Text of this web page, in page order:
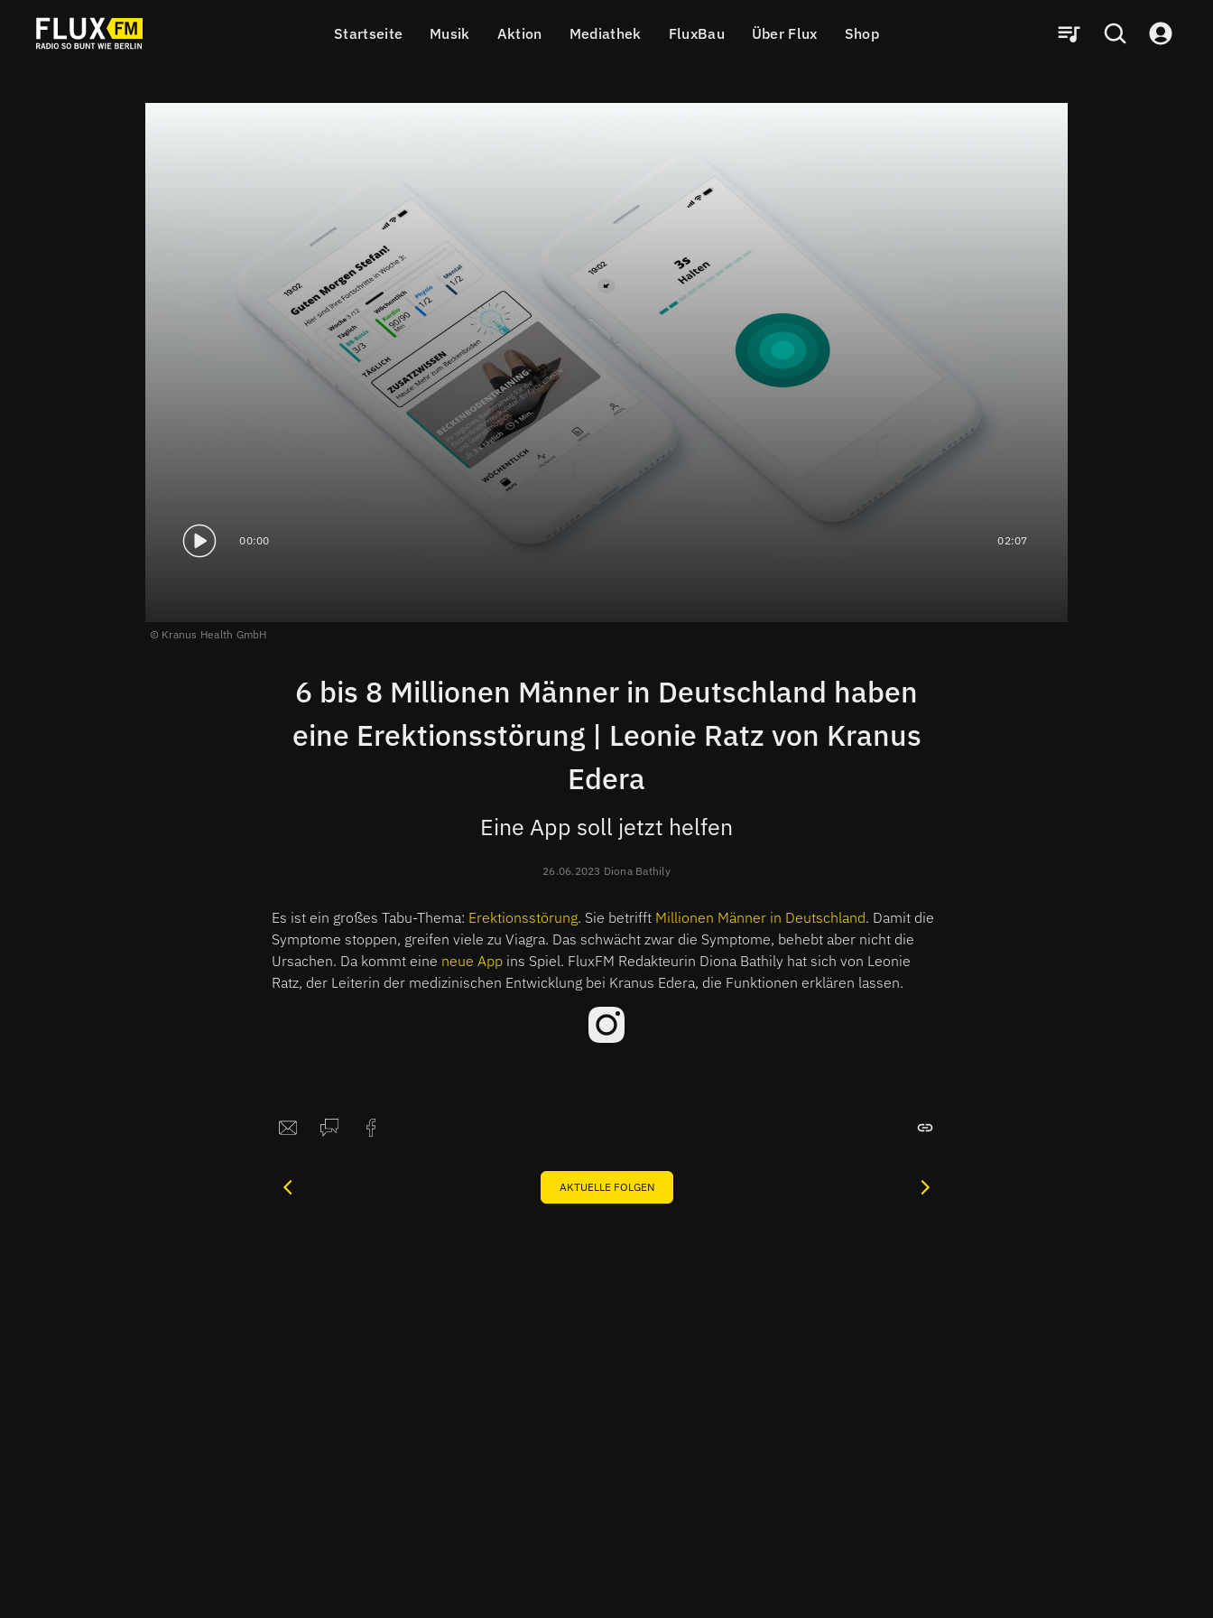
Startseite Musik Aktion Mediathek FluxBau Über Flux Shop
00:00 02:07
Kranus Health GmbH
6 bis 8 Millionen Männer in Deutschland haben
eine Erektionsstörung | Leonie Ratz von Kranus
Edera
Eine App soll jetzt helfen
26.06.2023 Diona Bathily
Es ist ein großes Tabu-Thema: Erektionsstörung. Sie betrifft Millionen Männer in Deutschland. Damit die
Symptome stoppen, greifen viele zu Viagra. Das schwächt zwar die Symptome, behebt aber nicht die
Ursachen. Da kommt eine neue App ins Spiel. FluxFM Redakteurin Diona Bathily hat sich von Leonie
Ratz, der Leiterin der medizinischen Entwicklung bei Kranus Edera, die Funktionen erklären lassen.
AKTUELLE FOLGEN